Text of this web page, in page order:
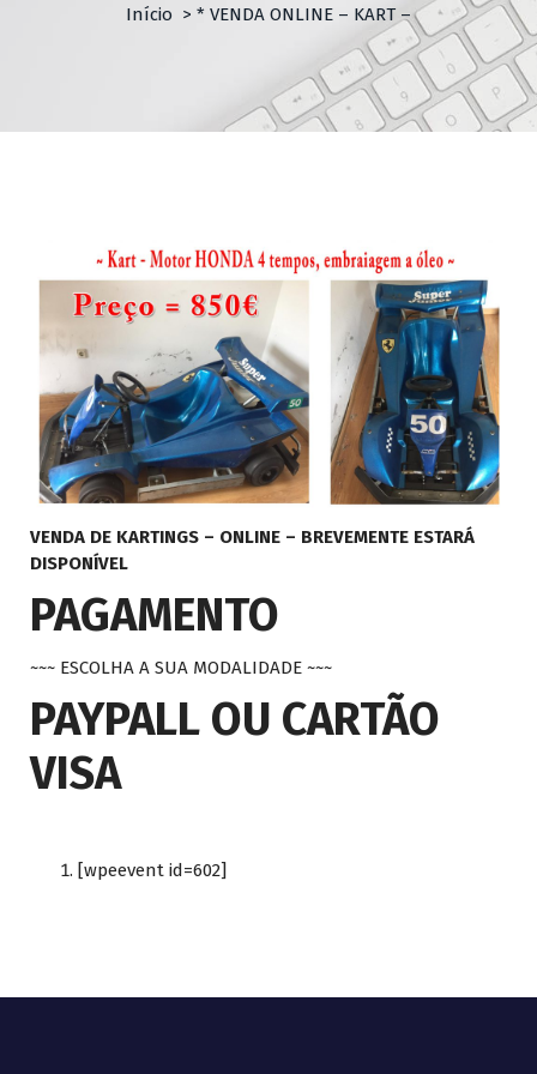
Início > * VENDA ONLINE – KART –
VENDA DE KARTINGS – ONLINE – BREVEMENTE ESTARÁ
DISPONÍVEL
PAGAMENTO
~~~ ESCOLHA A SUA MODALIDADE ~~~
PAYPALL OU CARTÃO
VISA
[wpeevent id=602]